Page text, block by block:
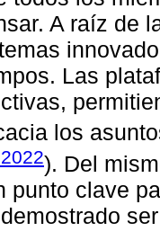
A raíz de
Las
los
). Del
punto clave